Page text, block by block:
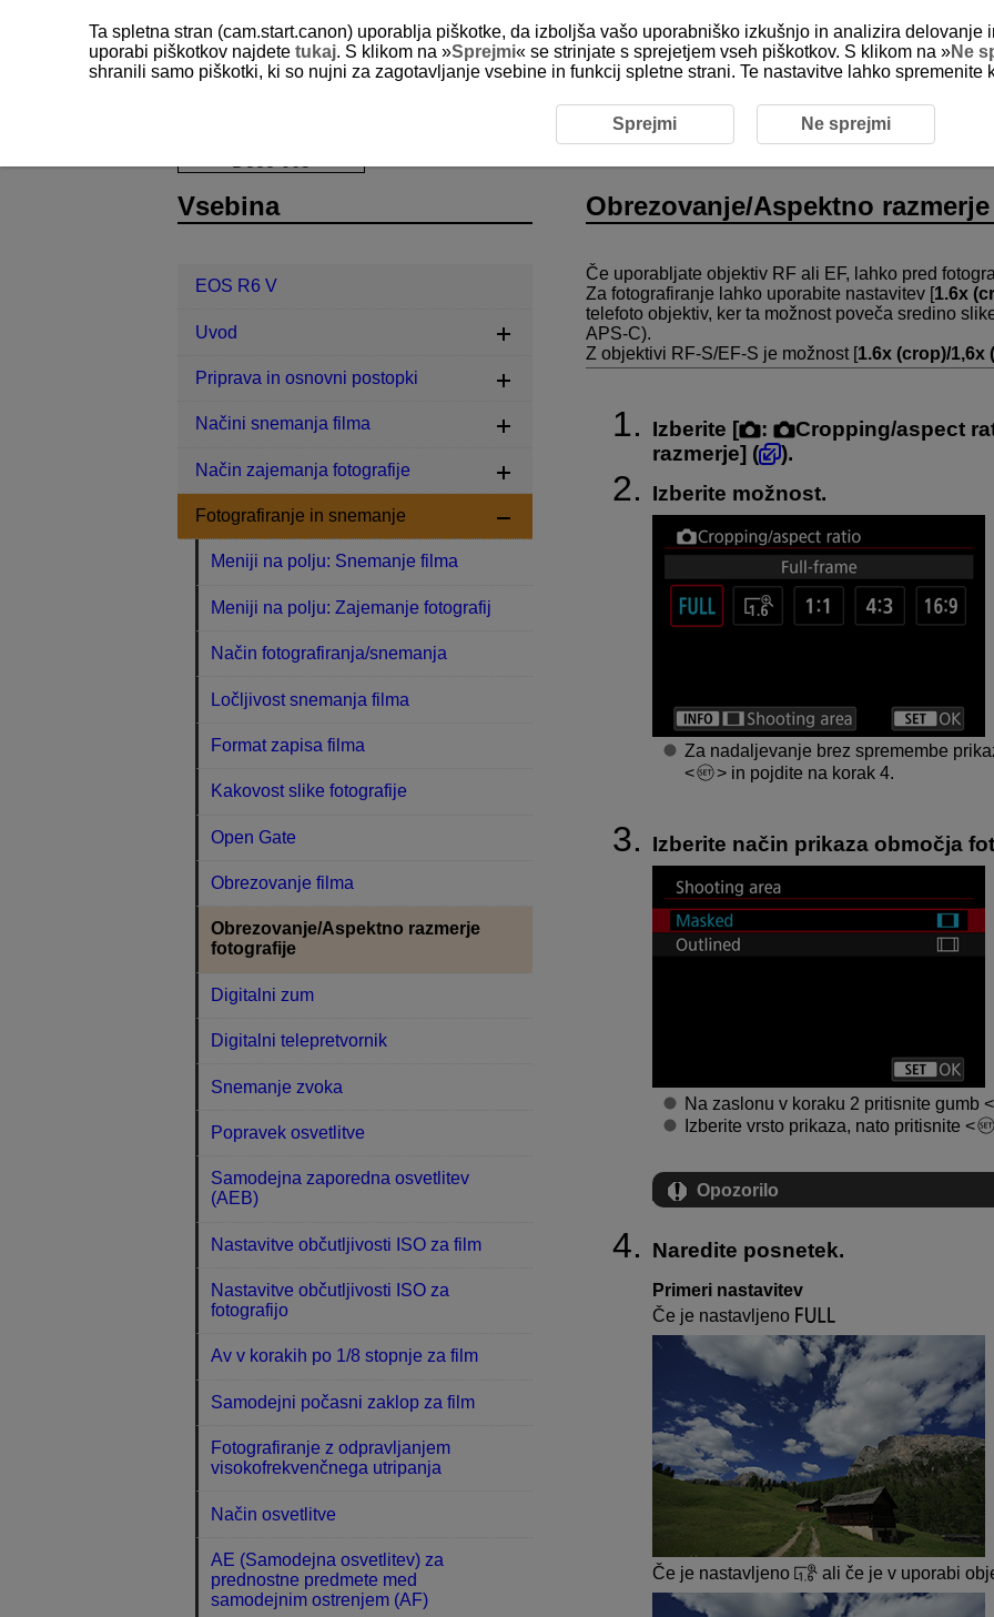
Obrezovanje/Aspektno razmerje fotografije
Obrezovanje/Aspektno
Če uporabljate objektiv RF ali EF, lahko pred
Za fotografiranje lahko uporabite nastavitev [1.6x
telefoto objektiv, ker ta možnost poveča sredino
APS-C).
Z objektivi RF-S/EF-S je možnost [1.6x (crop)/1,6x
Izberite [ :
Cropping/aspect
razmerje] (
).
Izberite možnost.
Za nadaljevanje brez spremembe
in pojdite na korak 4.
Izberite način prikaza območja
Na zaslonu v koraku 2 pritisnite gumb
Izberite vrsto prikaza, nato pritisnite
Opozorilo
Naredite posnetek.
Primeri nastavitev
Če je nastavljeno
Če je nastavljeno ali če je v uporabi
Vsebina
EOS R6 V
Uvod
Priprava in osnovni postopki
Načini snemanja filma
Način zajemanja fotografije
Fotografiranje in snemanje
Meniji na polju: Snemanje filma
Meniji na polju: Zajemanje fotografij
Način fotografiranja/snemanja
Ločljivost snemanja filma
Format zapisa filma
Kakovost slike fotografije
Open Gate
Obrezovanje filma
Obrezovanje/Aspektno razmerje
fotografije
Digitalni zum
Digitalni telepretvornik
Snemanje zvoka
Popravek osvetlitve
Samodejna zaporedna osvetlitev
(AEB)
Nastavitve občutljivosti ISO za film
Nastavitve občutljivosti ISO za
fotografijo
Av v korakih po 1/8 stopnje za film
Samodejni počasni zaklop za film
Fotografiranje z odpravljanjem
visokofrekvenčnega utripanja
Način osvetlitve
AE (Samodejna osvetlitev) za
prednostne predmete med
samodejnim ostrenjem (AF)
Ta spletna stran (cam.start.canon) uporablja piškotke, da izboljša vašo uporabniško izkušnjo in analizira
uporabi piškotkov najdete tukaj. S klikom na »Sprejmi« se strinjate s sprejetjem vseh piškotkov. S klikom na »Ne
shranili samo piškotki, ki so nujni za zagotavljanje vsebine in funkcij spletne strani. Te nastavitve lahko spremenite
Sprejmi Ne sprejmi